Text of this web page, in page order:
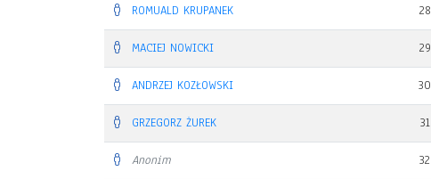
ROMUALD KRUPANEK 28
MACIEJ NOWICKI 29
ANDRZEJ KOZŁOWSKI 30
GRZEGORZ ŻUREK 31
Anonim 32